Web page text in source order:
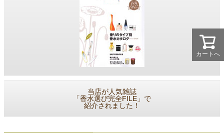
カートへ
当店が人気雑誌
「香水選び完全FILE」で
紹介されました！